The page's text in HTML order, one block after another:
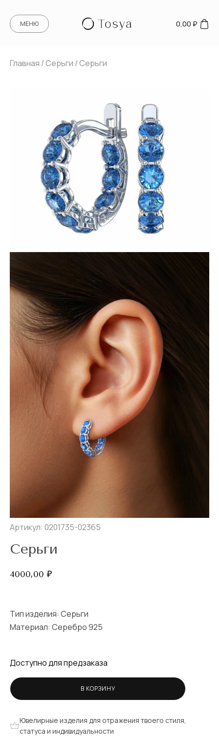
МЕНЮ 0,00 ₽
Главная / Серьги / Серьги
Артикул: 0201735-02365
Серьги
4000,00 ₽
Тип изделия: Серьги
Материал: Серебро 925
Доступно для предзаказа
В КОРЗИНУ
Ювелирные изделия для отражения твоего стиля,
статуса и индивидуальности